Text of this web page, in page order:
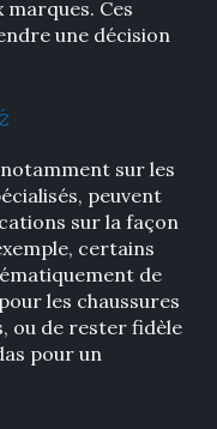
Ces
une décision
sur les
peuvent
sur la façon
certains
de
les chaussures
ou de rester fidèle
pour un